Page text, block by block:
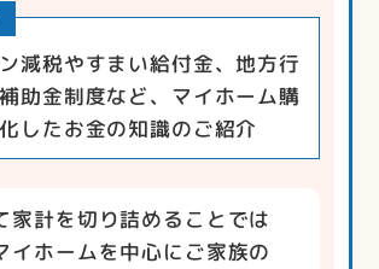
減税やすまい給付金、地方行
助金制度など、マイホーム購
したお金の知識のご紹介
家計を切り詰めることでは
イホームを中心にご家族の